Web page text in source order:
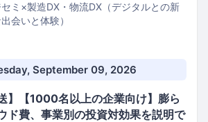
ミ×製造DX・物流DX（デジタルとの新
会いと体験）
September 09, 2026
】【1000名以上の企業向け】膨ら
ド費、事業別の投資対効果を説明で